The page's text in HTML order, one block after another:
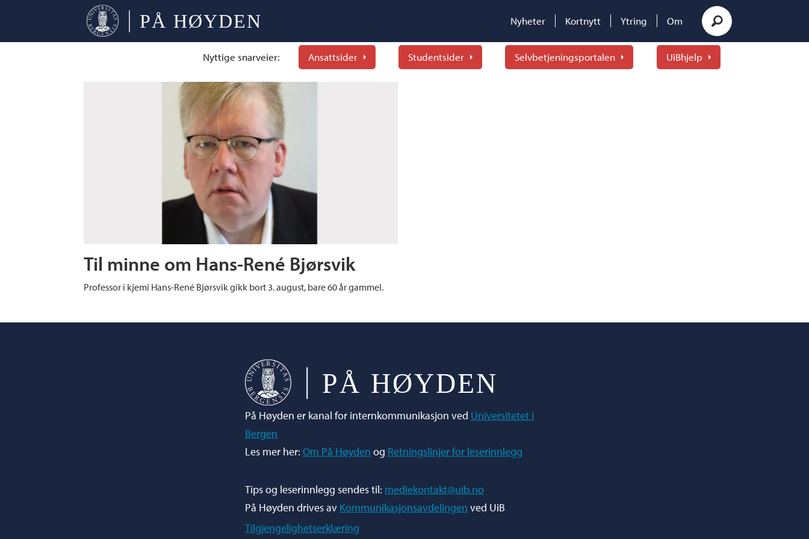
Nyheter Kortnytt Ytring Om
Nyttige snarveier: Ansattsider Studentsider Selvbetjeningsportalen UiBhjelp
Til minne om Hans-René Bjørsvik
Professor i kjemi Hans-René Bjørsvik gikk bort 3. august, bare 60 år gammel.
På Høyden er kanal for internkommunikasjon ved Universitetet i
Bergen
Les mer her: Om På Høyden og Retningslinjer for leserinnlegg
Tips og leserinnlegg sendes til: mediekontakt@uib.no
På Høyden drives av Kommunikasjonsavdelingen ved UiB
Tilgjengelighetserklæring